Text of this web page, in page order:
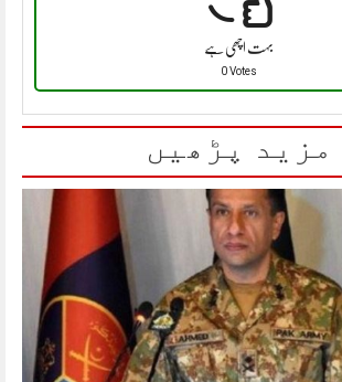
بہت اچھی ہے
0 Votes
مزید پڑھیں